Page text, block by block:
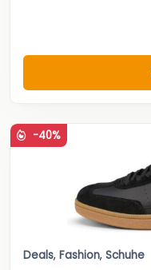
-40%
Deals, Fashion, Schuhe